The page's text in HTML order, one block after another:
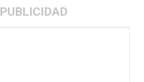
PUBLICIDAD